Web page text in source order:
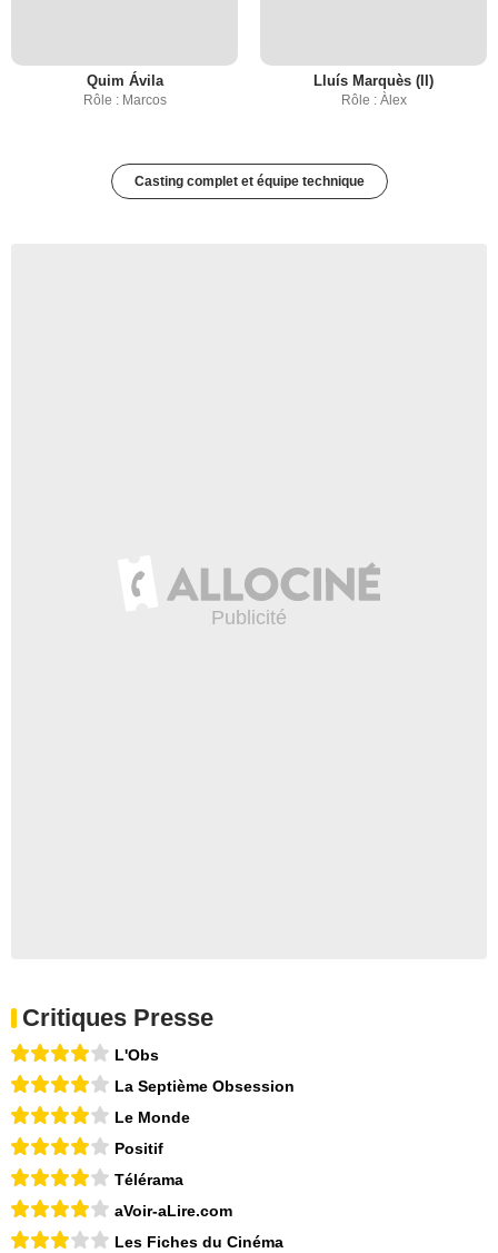
Quim Ávila
Rôle : Marcos
Lluís Marquès (II)
Rôle : Àlex
Casting complet et équipe technique
Critiques Presse
L'Obs
La Septième Obsession
Le Monde
Positif
Télérama
aVoir-aLire.com
Les Fiches du Cinéma